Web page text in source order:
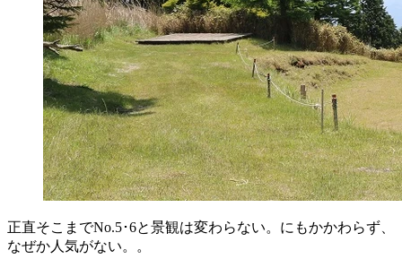
正直そこまでNo.5･6と景観は変わらない。にもかかわらず、
なぜか人気がない。。